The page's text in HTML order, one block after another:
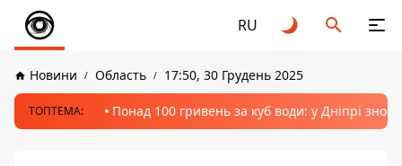
RU
Новини Область 17:50, 30 Грудень 2025
ТОПТЕМА: Понад 100 гривень за куб води: у Дніпрі